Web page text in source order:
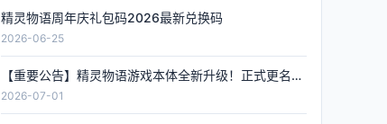
精灵物语周年庆礼包码2026最新兑换码
2026-06-25
【重要公告】精灵物语游戏本体全新升级！正式更名《精灵联萌》，数据全程保留！
2026-07-01